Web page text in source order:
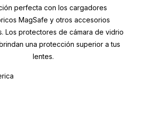
perfecta con los cargadores
MagSafe y otros accesorios
Los protectores de cámara de vidrio
una protección superior a tus
lentes.